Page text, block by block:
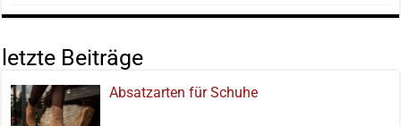
letzte Beiträge
Absatzarten für Schuhe